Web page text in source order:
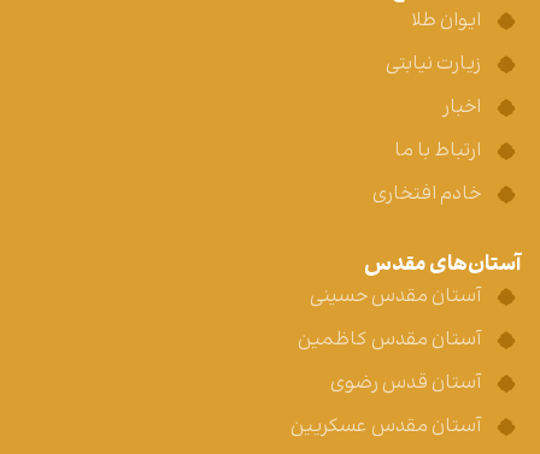
ایوان طلا
زیارت نیابتی
اخبار
ارتباط با ما
خادم افتخاری
آستان‌های مقدس
آستان مقدس حسینی
آستان مقدس کاظمین
آستان قدس رضوی
آستان مقدس عسکریین